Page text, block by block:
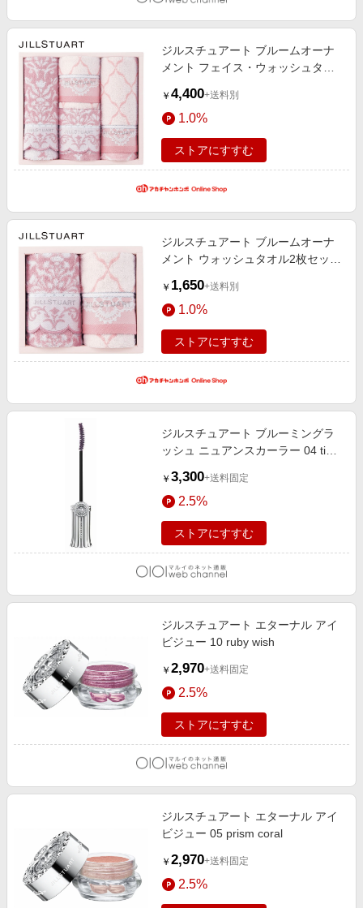
ジルスチュアート ブルームオーナ
メント フェイス・ウォッシュタオ
フト) 内祝い・お返しギフト 生活雑
貨・タオルギフト ブランドタオル
￥ 4,400+送料別
1.0%
ストアにすすむ
ジルスチュアート ブルームオーナ
メント ウォッシュタオル2枚セット
い・お返しギフト 生活雑貨・タオ
ルギフト ブランドタオル
￥ 1,650+送料別
1.0%
ストアにすすむ
ジルスチュアート ブルーミングラ
ッシュ ニュアンスカーラー 04 tiny
￥ 3,300+送料固定
2.5%
ストアにすすむ
ジルスチュアート エターナル アイ
ビジュー 10 ruby wish
￥ 2,970+送料固定
2.5%
ストアにすすむ
ジルスチュアート エターナル アイ
ビジュー 05 prism coral
￥ 2,970+送料固定
2.5%